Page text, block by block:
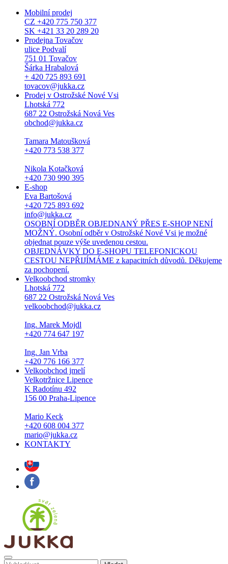
Mobilní prodej
CZ +420 775 750 377
SK +421 33 20 289 20
Prodejna Tovačov
ulice Podvalí
751 01 Tovačov
Šárka Hrabalová
+ 420 725 893 691
tovacov@jukka.cz
Prodej v Ostrožské Nové Vsi
Lhotská 772
687 22 Ostrožská Nová Ves
obchod@jukka.cz
Tamara Matoušková
+420 773 538 377
Nikola Kotačková
+420 730 990 395
E-shop
Eva Bartošová
+420 725 893 692
info@jukka.cz
OSOBNÍ ODBĚR OBJEDNANÝ PŘES E-SHOP NENÍ
MOŽNÝ. Osobní odběr v Ostrožské Nové Vsi je možné
objednat pouze výše uvedenou cestou.
OBJEDNÁVKY DO E-SHOPU TELEFONICKOU
CESTOU NEPŘIJÍMÁME z kapacitních důvodů. Děkujeme
za pochopení.
Velkoobchod stromky
Lhotská 772
687 22 Ostrožská Nová Ves
velkoobchod@jukka.cz
Ing. Marek Mojdl
+420 774 647 197
Ing. Jan Vrba
+420 776 166 377
Velkoobchod jmelí
Velkotržnice Lipence
K Radotínu 492
156 00 Praha-Lipence
Mario Keck
+420 608 004 377
mario@jukka.cz
KONTAKTY